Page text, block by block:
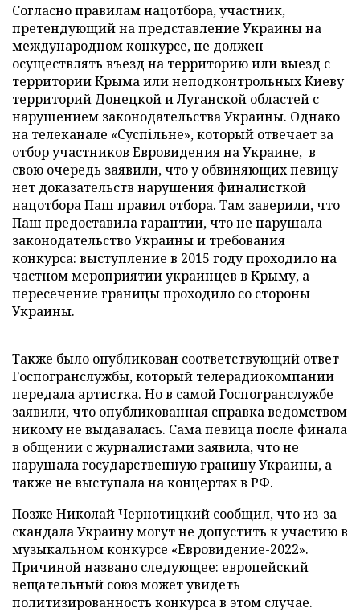
Согласно правилам нацотбора, участник,
претендующий на представление Украины на
международном конкурсе, не должен
осуществлять въезд на территорию или выезд с
территории Крыма или неподконтрольных Киеву
территорий Донецкой и Луганской областей с
нарушением законодательства Украины. Однако
на телеканале «Суспільне», который отвечает за
отбор участников Евровидения на Украине, в
свою очередь заявили, что у обвиняющих певицу
нет доказательств нарушения финалисткой
нацотбора Паш правил отбора. Там заверили, что
Паш предоставила гарантии, что не нарушала
законодательство Украины и требования
конкурса: выступление в 2015 году проходило на
частном мероприятии украинцев в Крыму, а
пересечение границы проходило со стороны
Украины.
Также было опубликован соответствующий ответ
Госпогранслужбы, который телерадиокомпании
передала артистка. Но в самой Госпогранслужбе
заявили, что опубликованная справка ведомством
никому не выдавалась. Сама певица после финала
в общении с журналистами заявила, что не
нарушала государственную границу Украины, а
также не выступала на концертах в РФ.
Позже Николай Чернотицкий сообщил, что из-за
скандала Украину могут не допустить к участию в
музыкальном конкурсе «Евровидение-2022».
Причиной названо следующее: европейский
вещательный союз может увидеть
политизированность конкурса в этом случае.